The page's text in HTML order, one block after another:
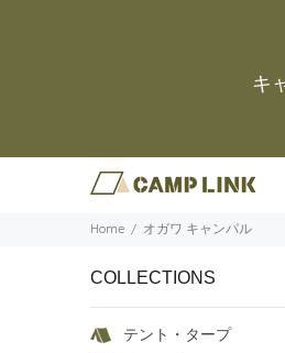
キ
Home オガワ キャンパル
COLLECTIONS
テント・タープ